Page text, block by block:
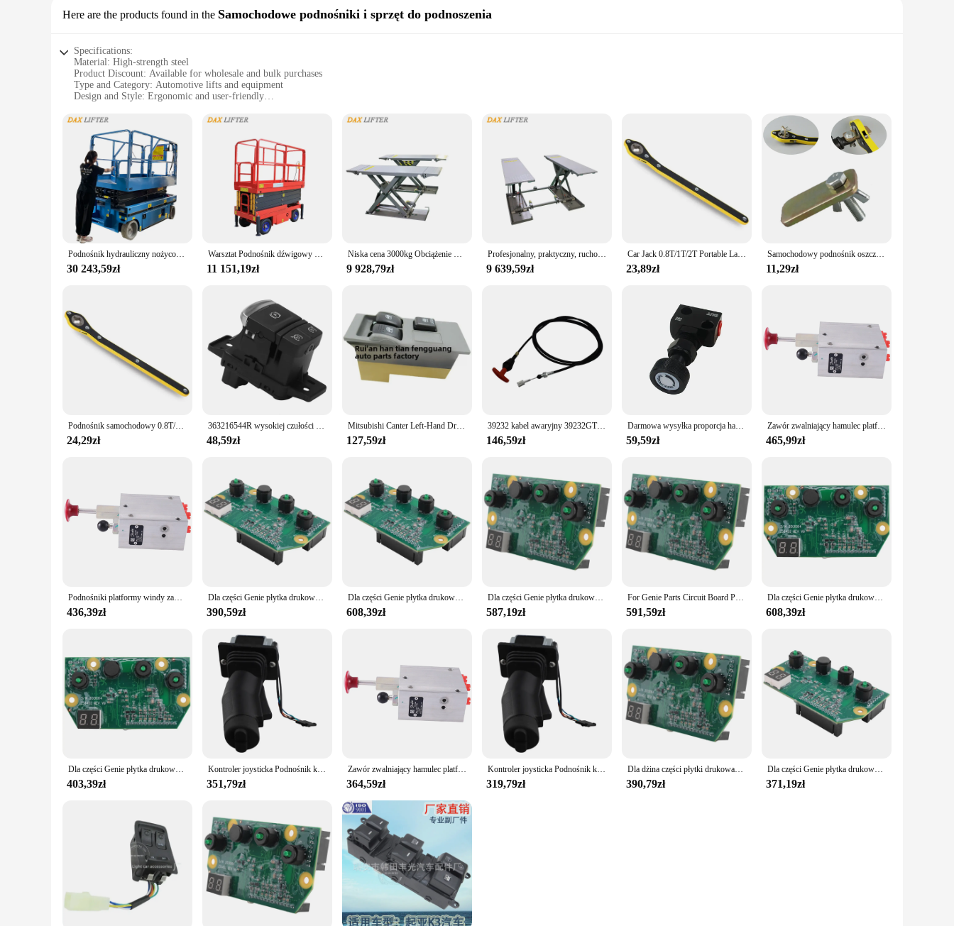
Here are the products found in the Samochodowe podnośniki i sprzęt do podnoszenia
Specifications:
Material: High-strength steel
Product Discount: Available for wholesale and bulk purchases
Type and Category: Automotive lifts and equipment
Design and Style: Ergonomic and user-friendly
Typical Adaptive Scenario: Garages, workshops, and industrial settings
Shape or Size or Weight or Quantity: Adjustable height and load capacity
Performance and Property: Durable and reliable
Features:
**Unmatched Strength and Durability**
The Samochodowe podnośniki i sprzęt do podnoszenia, or automotive lifts and equipment, are designed to withstand the rigors of heavy-duty use. Constructed from high-strength steel, these lifts are
engineered to provide exceptional stability and durability, ensuring they can lift and lower heavy objects with ease. Whether you're a professional mechanic or a DIY enthusiast, this robust equipment
is built to last.
**Versatile and User-Friendly Design**
The user-friendly design of these lifts makes them an essential tool for any workshop or garage. The adjustable height and load capacity cater to a wide range of tasks, from lifting vehicles to handling
heavy machinery. The ergonomic features ensure that the lifts are comfortable to operate, reducing the risk of strain or injury. The design is not only practical but also visually appealing, blending
seamlessly into any workspace.
These lifts are not just for cars; they are versatile enough to handle a variety of tasks. Whether you're a mechanic, a technician, or a hobbyist, these lifts are perfect for lifting and lowering heavy
objects in garages, workshops, or industrial settings. The robust construction and adjustable features make them suitable for both professional and personal use. With the availability of wholesale and
bulk purchases, these lifts are an excellent choice for vendors and suppliers looking to provide reliable equipment to their customers.
Podnośnik hydrauliczny nożycowy z certyfikatem CE do użytku w warsztatu magazynowego
30 243,59zł
Warsztat Podnośnik dźwigowy Mały podnośnik Pełny podnośnik nożycowy do samochodów
11 151,19zł
Niska cena 3000kg Obciążenie Przenośny hydrauliczny nożycowy podnośnik samochodowy o średnim wzroście
9 928,79zł
Profesjonalny, praktyczny, ruchomy podnośnik nożycowy o średnim wzroście
9 639,59zł
Car Jack 0.8T/1T/2T Portable Labor-saving Hand-cranked Car Scissor Jack Car Repair and Tire Replacement Special Tool for Car SUV
23,89zł
Samochodowy podnośnik oszczędzający pracę Klucz grzechotkowy Uchwyt Oszczędzający pracę nożycowy Garaż Zmieniacz opon Zestaw samochodowy Narzędzie do naprawy samochodu Sprzęt do podnoszenia
11,29zł
Podnośnik samochodowy 0.8T/1T/2T Przenośny, oszczędzający pracę, ręczny podnośnik samochodowy do naprawy i wymiany opon Specjalne narzędzie do samochodów SUV
24,29zł
363216544R wysokiej czułości elektroniczny hamulec ręczny przełącznik hamulca ręcznego przełącznik hamulca ręcznego samochodu dla Kadjar Scenic IV przełącznik hamulca
48,59zł
Mitsubishi Canter Left-Hand Drive Glass Lift Scissor Switch 12V Elektryczny przełącznik szyby drzwi Bezpośrednia oferta producenta
127,59zł
39232 kabel awaryjny 39232GT kompatybilny z podnośnik nożycowy dżina GS-1530 GS-1532 GS-1930 GS-3232 GS-4047 GS-3246 AV35
146,59zł
Darmowa wysyłka proporcja hamulca zawór regulowany Prop, regulator odchylenia hamulca typ dźwigni wyścigowej
59,59zł
Zawór zwalniający hamulec platformowy podnośnika nożycowego do podnośnika nożycowego Genie nr części. 105067
465,99zł
Podnośniki platformy windy zawór zwalniający hamulec dla dżina podnośnik nożycowy nr 105067
436,39zł
Dla części Genie płytka drukowana PCBA płytka montażowa 109503 Do podnośnika nożycowego
390,59zł
Dla części Genie płytka drukowana PCBA płytka montażowa 109503 Do podnośnika nożycowego
608,39zł
Dla części Genie płytka drukowana PCBA płytka montażowa 109503 Do podnośnika nożycowego
587,19zł
For Genie Parts Circuit Board PCBA Assembly Board 109503 For Scissor Lift
591,59zł
Dla części Genie płytka drukowana PCBA płytka montażowa 109503 Do podnośnika nożycowego
608,39zł
Dla części Genie płytka drukowana PCBA płytka montażowa 109503 Do podnośnika nożycowego
403,39zł
Kontroler joysticka Podnośnik kierownicy Joystick 137634 137634 GT do podnośników nożycowych Genie GR-10 GS-2632 GS1932 GS3246 GE- 137634
351,79zł
Zawór zwalniający hamulec platformowy podnośnika nożycowego do podnośnika nożycowego Genie nr części. 105067
364,59zł
Kontroler joysticka Podnośnik kierownicy Joystick 137634 137634 GT do podnośników nożycowych Genie GR-10 GS-2632 GS1932 GS3246 GE- 137634
319,79zł
Dla dżina części płytki drukowanej PCBA 109503 do podnośnik nożycowy
390,79zł
Dla części Genie płytka drukowana PCBA płytka montażowa109503 Do podnośnika nożycowego
371,19zł